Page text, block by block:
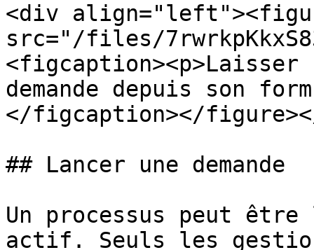
<div
src="/files/
<figcaption><p>Laisser
demande depuis son
</figcaption></
## Lancer une demande
Un processus peut
actif. Seuls les